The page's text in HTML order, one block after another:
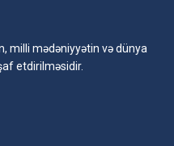
milli mədəniyyətin və dünya
etdirilməsidir.